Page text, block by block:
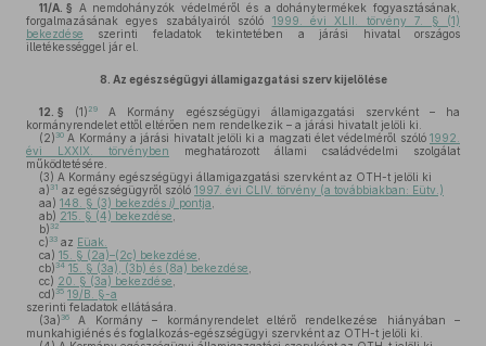
11/A. § A nemdohányzók védelméről és a dohánytermékek fogyasztásának,
forgalmazásának egyes szabályairól szóló 1999. évi XLII. törvény 7. § (1)
bekezdése szerinti feladatok tekintetében a járási hivatal országos
illetékességgel jár el.
8. Az egészségügyi államigazgatási szerv kijelölése
12. § (1) 29
A Kormány egészségügyi államigazgatási szervként – ha
kormányrendelet ettől eltérően nem rendelkezik – a járási hivatalt jelöli ki.
(2) 30 A Kormány a járási hivatalt jelöli ki a magzati élet védelméről szóló 1992.
évi LXXIX. törvényben meghatározott állami családvédelmi szolgálat
működtetésére.
(3) A Kormány egészségügyi államigazgatási szervként az OTH-t jelöli ki
a) 31 az egészségügyről szóló 1997. évi CLIV. törvény (a továbbiakban: Eütv.)
aa) 148. § (3) bekezdés i) pontja
ab) 215. § (4) bekezdése
b) 32
c) 33 az Eüak.
ca) 15. § (2a)–(2c) bekezdése
cb) 34 15. § (3a), (3b) és (8a) bekezdése
cc) 20. § (3a) bekezdése
cd) 35 19/B. §-a
szerinti feladatok ellátására.
(3a) 36
A Kormány – kormányrendelet eltérő rendelkezése hiányában –
munkahigiénés és foglalkozás-egészségügyi szervként az OTH-t jelöli ki.